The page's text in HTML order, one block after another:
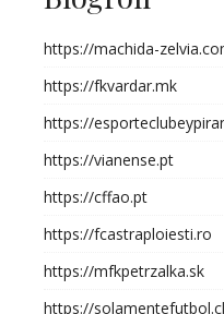
https://machida-
https://fkvardar.mk
https://
https://vianense.pt
https://cffao.pt
https://fcastraploiesti.ro
https://mfkpetrzalka.sk
https://solamentefutbol.cl